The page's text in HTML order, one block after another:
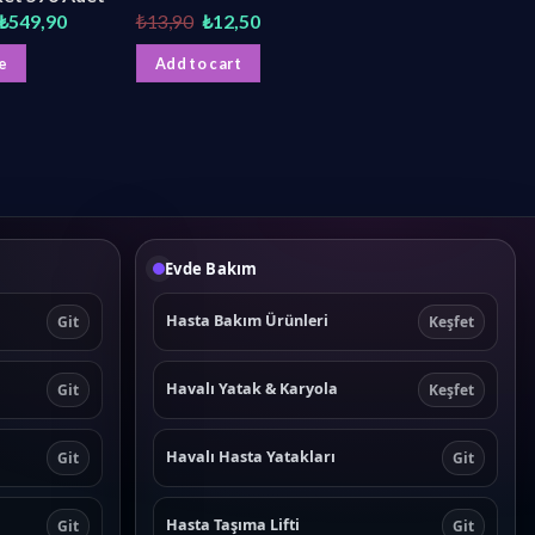
₺1.080,00.
549,90Current ₺13,90 Original
price
was:
₺13,90.
₺12,50Current
Add to cart
Git
Git
Git
Git
Evde Bakım
Hasta Bakım Ürünleri Keşfet
Havalı Yatak & Karyola Keşfet
Havalı Hasta Yatakları Git
Hasta Taşıma Lifti Git